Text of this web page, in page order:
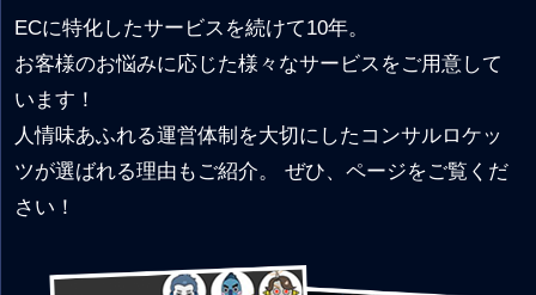
ECに特化したサービスを続けて10年。
お客様のお悩みに応じた様々なサービスをご用意して
います！
人情味あふれる運営体制を大切にしたコンサルロケッ
ツが選ばれる理由もご紹介。 ぜひ、ページをご覧くだ
さい！